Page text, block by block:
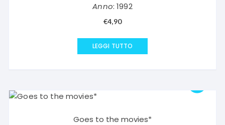
Anno: 1992
€4,90
LEGGI TUTTO
Goes to the movies*